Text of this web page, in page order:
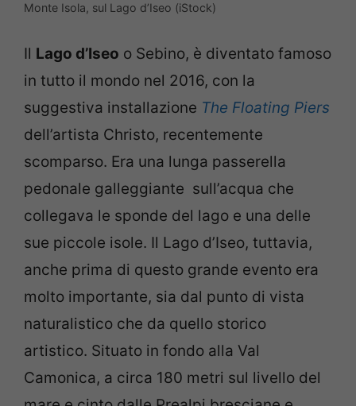
Monte Isola, sul Lago d’Iseo (iStock)
Il Lago d’Iseo o Sebino, è diventato famoso
in tutto il mondo nel 2016, con la
suggestiva installazione The Floating Piers
dell’artista Christo, recentemente
scomparso. Era una lunga passerella
pedonale galleggiante sull’acqua che
collegava le sponde del lago e una delle
sue piccole isole. Il Lago d’Iseo, tuttavia,
anche prima di questo grande evento era
molto importante, sia dal punto di vista
naturalistico che da quello storico
artistico. Situato in fondo alla Val
Camonica, a circa 180 metri sul livello del